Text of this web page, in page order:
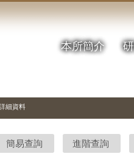
本所簡介
細資料
簡易查詢 進階查詢